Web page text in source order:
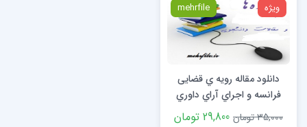
ویژه mehrfile
دانلود مقاله رویه ي قضایی
فرانسه و اجراي آراي داوري
ابطال شده در محل صدور35,000 تومان 29,800 تومان